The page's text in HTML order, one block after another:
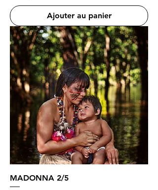
Ajouter au panier
MADONNA 2/5